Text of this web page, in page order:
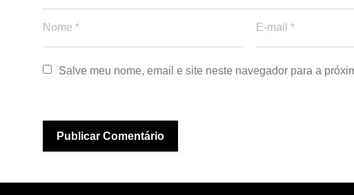
Salve meu nome, email e site neste navegador para a